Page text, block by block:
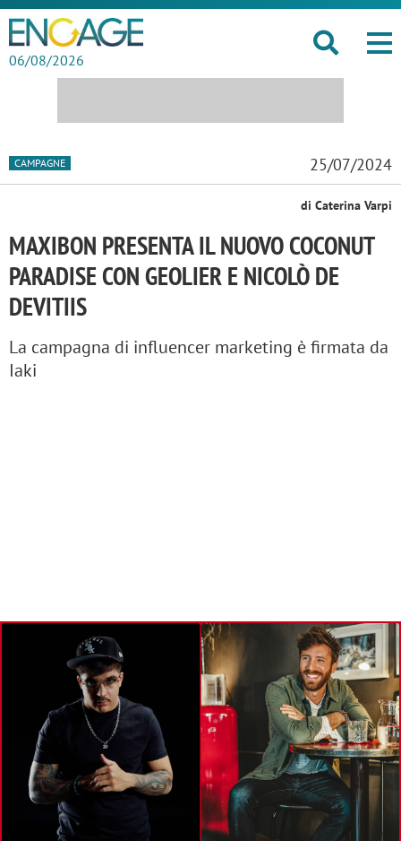
06/08/2026
CAMPAGNE 25/07/2024
di Caterina Varpi
MAXIBON PRESENTA IL NUOVO COCONUT
PARADISE CON GEOLIER E NICOLÒ DE
DEVITIIS
La campagna di influencer marketing è firmata da
Iaki